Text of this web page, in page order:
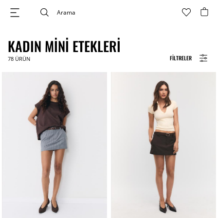
FILTRELER
KADIN MINI ETEKLERI
78 ÜRÜN